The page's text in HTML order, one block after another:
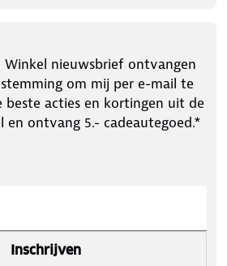
Winkel nieuwsbrief ontvangen
om mij per e-mail te
beste acties en kortingen uit de
en ontvang 5.- cadeautegoed.*
Inschrijven